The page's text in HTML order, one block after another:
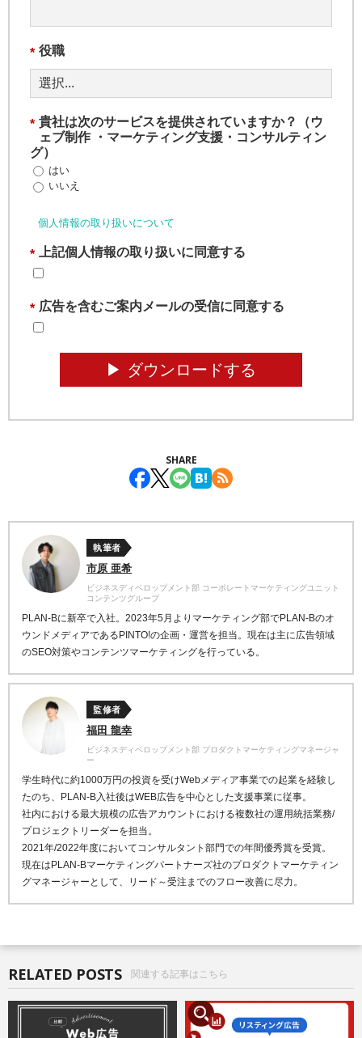
* 役職
* 貴社は次のサービスを提供されていますか？（ウ
ェブ制作 ・マーケティング支援・コンサルティン
グ）
はい
いいえ
個人情報の取り扱いについて
* 上記個人情報の取り扱いに同意する
* 広告を含むご案内メールの受信に同意する
▶︎ ダウンロードする
SHARE
執筆者
市原 亜希
ビジネスディベロップメント部 コーポレートマーケティングユニット
コンテンツグループ
PLAN-Bに新卒で入社。2023年5月よりマーケティング部でPLAN-Bのオ
ウンドメディアであるPINTO!の企画・運営を担当。現在は主に広告領域
のSEO対策やコンテンツマーケティングを行っている。
監修者
福田 龍幸
ビジネスディベロップメント部 プロダクトマーケティングマネージャ
ー
学生時代に約1000万円の投資を受けWebメディア事業での起業を経験し
たのち、PLAN-B入社後はWEB広告を中心とした支援事業に従事。
社内における最大規模の広告アカウントにおける複数社の運用統括業務/
プロジェクトリーダーを担当。
2021年/2022年度においてコンサルタント部門での年間優秀賞を受賞。
現在はPLAN-Bマーケティングパートナーズ社のプロダクトマーケティン
グマネージャーとして、リード～受注までのフロー改善に尽力。
RELATED POSTS 関連する記事はこちら